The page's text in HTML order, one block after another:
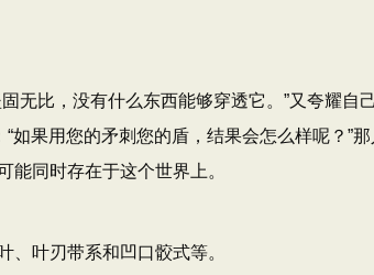
比，没有什么东西能够穿透它。”又夸耀自己
如果用您的矛刺您的盾，结果会怎么样呢？”那
同时存在于这个世界上。
、叶刃带系和凹口骹式等。